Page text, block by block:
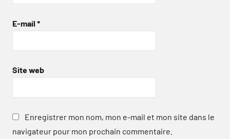
E-mail *
Site web
Enregistrer mon nom, mon e-mail et mon site dans le
navigateur pour mon prochain commentaire.